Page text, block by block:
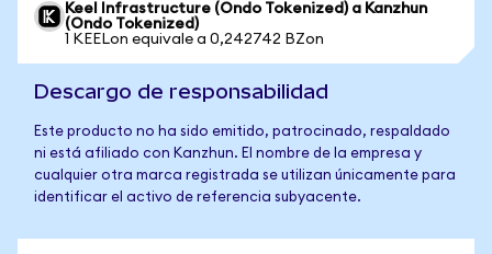
Keel Infrastructure (Ondo Tokenized) a Kanzhun
(Ondo Tokenized)
1 KEELon equivale a 0,242742 BZon
Descargo de responsabilidad
Este producto no ha sido emitido, patrocinado, respaldado
ni está afiliado con Kanzhun. El nombre de la empresa y
cualquier otra marca registrada se utilizan únicamente para
identificar el activo de referencia subyacente.